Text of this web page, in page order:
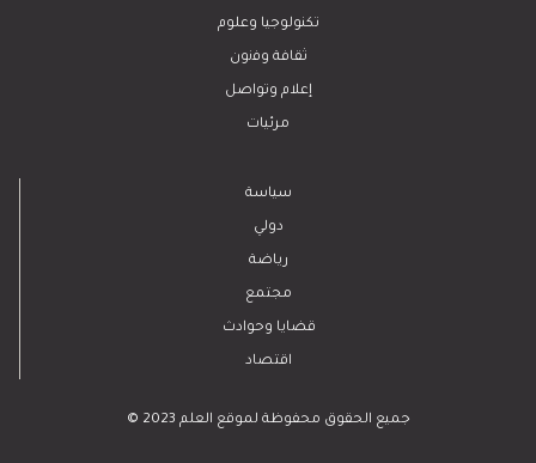
تكنولوجيا وعلوم
ﺛﻘﺎﻓﺔ وﻓﻧون
إعلام وتواصل
مرئيات
سياسة
دولي
رياضة
مجتمع
قضايا وحوادث
اقتصاد
© 2023 جميع الحقوق محفوظة لموقع العلم